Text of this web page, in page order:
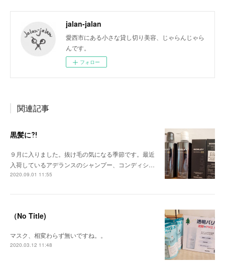
jalan-jalan
愛西市にある小さな貸し切り美容、じゃらんじゃら
んです。
フォロー
関連記事
黒髪に⁈
９月に入りました。抜け毛の気になる季節です。最近
入荷しているアデランスのシャンプー、コンディシ…
2020.09.01 11:55
（No Title)
マスク、相変わらず無いですね。。
2020.03.12 11:48